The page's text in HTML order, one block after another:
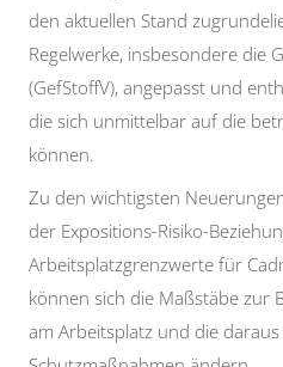
den aktuellen Stand
Regelwerke, insbesondere die
(GefStoffV), angepasst und
die sich unmittelbar auf die
können.
Zu den wichtigsten
der Expositions-Risiko-
Arbeitsplatzgrenzwerte für
können sich die Maßstäbe zur
am Arbeitsplatz und die